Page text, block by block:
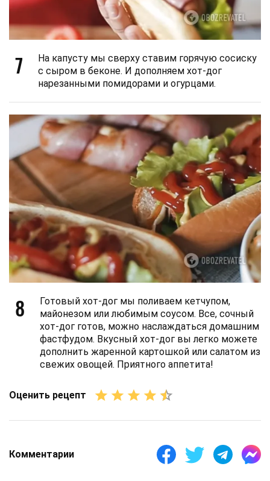
7
На капусту мы сверху ставим горячую сосиску
с сыром в беконе. И дополняем хот-дог
нарезанными помидорами и огурцами.
8
Готовый хот-дог мы поливаем кетчупом,
майонезом или любимым соусом. Все, сочный
хот-дог готов, можно наслаждаться домашним
фастфудом. Вкусный хот-дог вы легко можете
дополнить жаренной картошкой или салатом из
свежих овощей. Приятного аппетита!
Оценить рецепт
Комментарии